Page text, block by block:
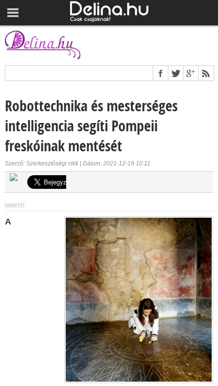
Robottechnika és mesterséges
intelligencia segíti Pompeii
freskóinak mentését
Szerző: Szerkesztőségi cikk | Dátum: 2021-12-19 10:11
HIRDETÉS
A